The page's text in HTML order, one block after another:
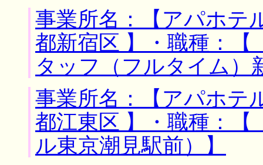
事業所名：【アパホ
都新宿区 】・職種：
タッフ（フルタイム）
事業所名：【アパホ
都江東区 】・職種：【
ル東京潮見駅前）】